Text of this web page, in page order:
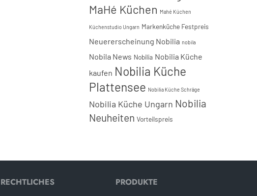
MaHé Küchen Mahé Küchen
Küchenstudio Ungarn Markenküche Festpreis
Neuererscheinung Nobilia nobila
Nobila News Nobilia Nobilia Küche
kaufen Nobilia Küche
Plattensee Nobilia Küche Schräge
Nobilia Küche Ungarn Nobilia
Neuheiten Vorteilspreis
RECHTLICHES PRODUKTE